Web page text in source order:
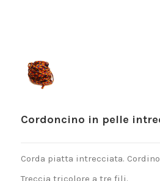
Cordoncino in pelle
Corda piatta intrecciata.
Treccia tricolore a tre fili.